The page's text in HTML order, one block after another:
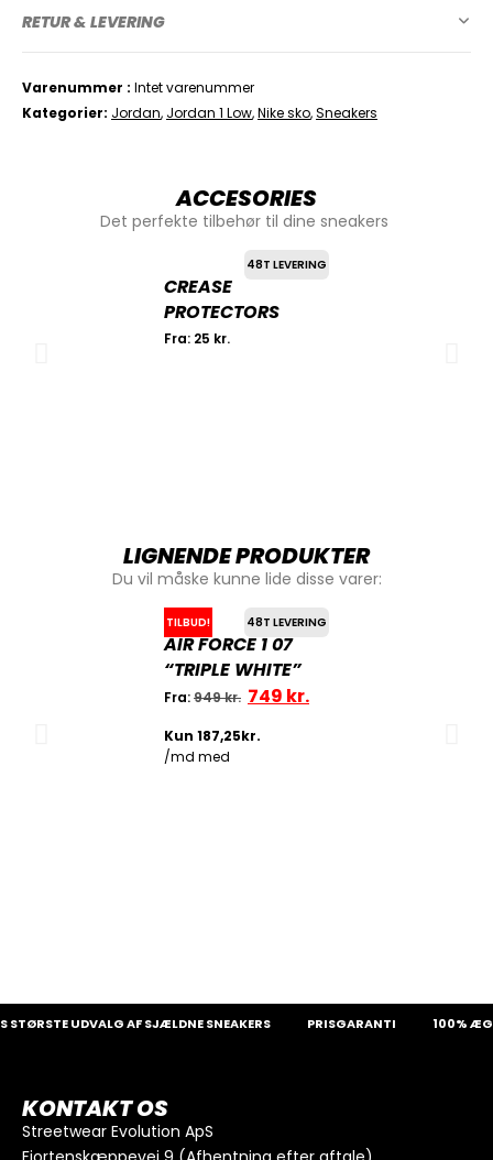
RETUR & LEVERING
Varenummer
Intet varenummer
Kategorier Jordan, Jordan 1 Low,Nike sko,Sneakers
ACCESORIES
Det perfekte tilbehør til dine sneakers
48T LEVERING
CREASE
PROTECTORS
Fra: 25 kr.
LIGNENDE PRODUKTER
Du vil måske kunne lide disse varer:
TILBUD! 48T LEVERING
AIR FORCE 1 07
“TRIPLE WHITE”
Fra:949kr. 749 kr.
UDVALG AF SJÆLDNE SNEAKERS PRISGARANTI 100%
KONTAKT OS
Streetwear Evolution ApS